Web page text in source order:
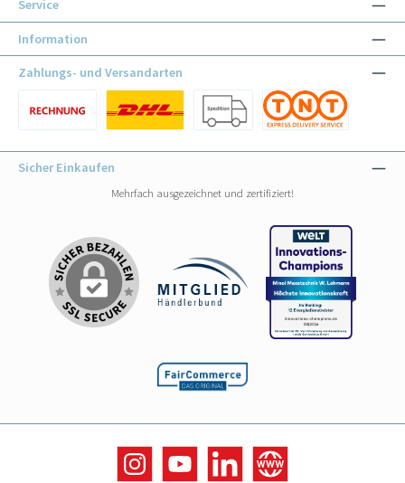
Service
Information
Zahlungs- und Versandarten
Sicher Einkaufen
Mehrfach ausgezeichnet und zertifiziert!
Instagram YouTube LinkedIn Website